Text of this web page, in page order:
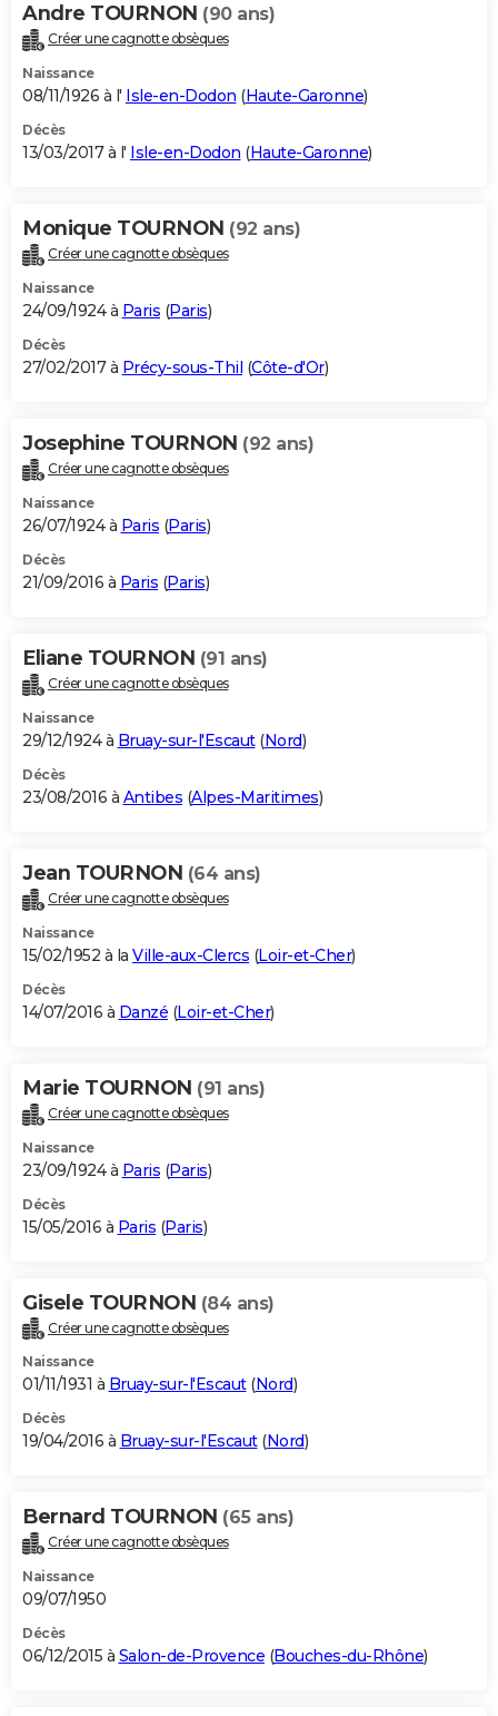
Andre TOURNON (90 ans)
Créer une cagnotte obsèques
Naissance
08/11/1926 à l' Isle-en-Dodon (Haute-Garonne)
Décès
13/03/2017 à l' Isle-en-Dodon (Haute-Garonne)
Monique TOURNON (92 ans)
Créer une cagnotte obsèques
Naissance
24/09/1924 à Paris (Paris)
Décès
27/02/2017 à Précy-sous-Thil (Côte-d'Or)
Josephine TOURNON (92 ans)
Créer une cagnotte obsèques
Naissance
26/07/1924 à Paris (Paris)
Décès
21/09/2016 à Paris (Paris)
Eliane TOURNON (91 ans)
Créer une cagnotte obsèques
Naissance
29/12/1924 à Bruay-sur-l'Escaut(Nord)
Décès
23/08/2016 à Antibes (Alpes-Maritimes)
Jean TOURNON (64 ans)
Créer une cagnotte obsèques
Naissance
15/02/1952 à la Ville-aux-Clercs (Loir-et-Cher)
Décès
14/07/2016 à Danzé (Loir-et-Cher)
Marie TOURNON (91 ans)
Créer une cagnotte obsèques
Naissance
23/09/1924 à Paris (Paris)
Décès
15/05/2016 à Paris (Paris)
Gisele TOURNON (84 ans)
Créer une cagnotte obsèques
Naissance
01/11/1931 à Bruay-sur-l'Escaut(Nord)
Décès
19/04/2016 à Bruay-sur-l'Escaut(Nord)
Bernard TOURNON (65 ans)
Créer une cagnotte obsèques
Naissance
09/07/1950
Décès
06/12/2015 à Salon-de-Provence (Bouches-du-Rhône)